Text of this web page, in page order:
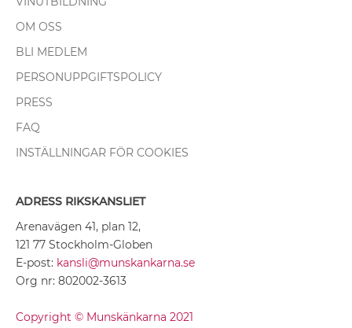
OM OSS
BLI MEDLEM
PERSONUPPGIFTSPOLICY
PRESS
FAQ
INSTÄLLNINGAR FÖR COOKIES
ADRESS RIKSKANSLIET
Arenavägen 41, plan 12,
121 77 Stockholm-Globen
E-post: kansli@munskankarna.se
Org nr: 802002-3613
Copyright © Munskänkarna 2021